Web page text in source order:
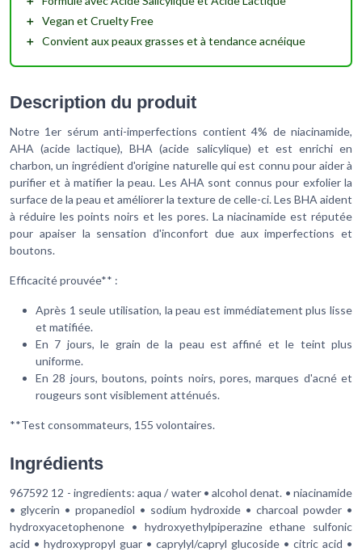
＋ Vegan et Cruelty Free
＋ Convient auxpeaux grasses et à tendance acnéique
Description du produit
Notre 1er sérum anti-imperfections contient 4% de niacinamide,
AHA (acide lactique), BHA (acide salicylique) et est enrichi en
charbon, un ingrédient d'origine naturelle qui est connu pour aider à
purifier et à matifier la peau. Les AHA sont connus pour exfolier la
surface de la peau et améliorer la texture de celle-ci. Les BHA aident
à réduire les points noirs et les pores. La niacinamide est réputée
pour apaiser la sensation d'inconfort due aux imperfections et
boutons.
Efficacité prouvée** :
Après 1 seule utilisation, la peau est immédiatement plus lisse
et matifiée.
En 7 jours, le grain de la peau est affiné et le teint plus
uniforme.
En 28 jours, boutons, points noirs, pores, marques d'acné et
rougeurs sont visiblement atténués.
**Test consommateurs, 155 volontaires.
Ingrédients
967592 12 - ingredients: aqua / water • alcohol denat. • niacinamide
• glycerin • propanediol • sodium hydroxide • charcoal powder •
hydroxyacetophenone • hydroxyethylpiperazine ethane sulfonic
acid • hydroxypropyl guar • caprylyl/capryl glucoside • citric acid •